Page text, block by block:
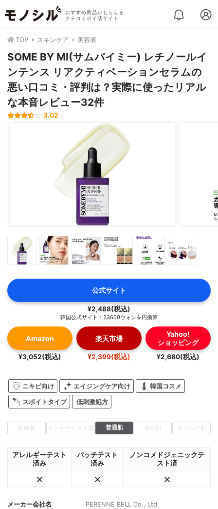
おすすめ商品がもらえる
クチコミポイ活サイト
TOP スキンケア 美容液
SOME BY MI(サムバイミー) レチノールイ
ンテンス リアクティベーションセラムの
悪い口コミ・評判は？実際に使ったリアル
な本音レビュー32件
3.02
公式サイト
¥2,488(税込)
韓国公式サイト：23600ウォンを円換算
Amazon
¥3,052(税込)
楽天市場
¥2,399(税込)
Yahoo!
ショッピング
¥2,680(税込)
ニキビ向け エイジングケア向け 韓国コスメ
スポイトタイプ 低刺激処方
乾燥肌 インナードライ肌 普通肌 混合肌 オイリー肌
アレルギーテスト
済み
パッチテスト
済み
ノンコメドジェニックテ
スト済
メーカー会社名
PERENNE BELL Co., Ltd.